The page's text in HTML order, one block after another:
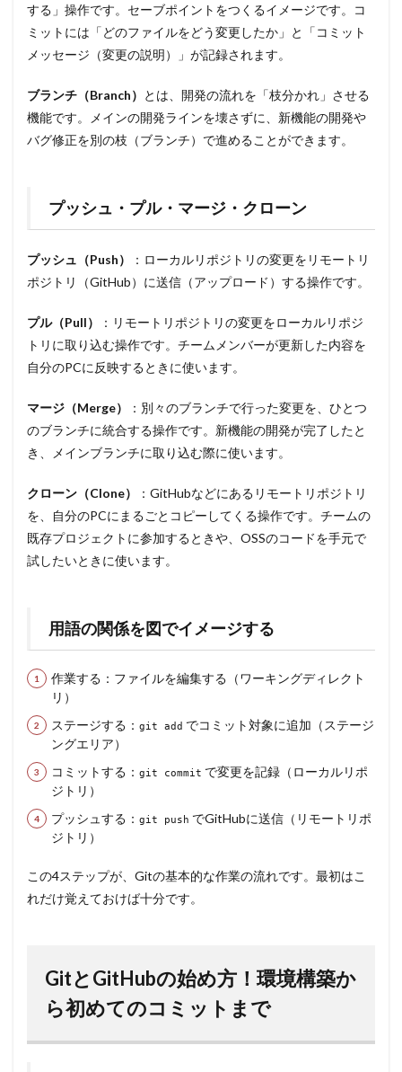
する」操作です。セーブポイントをつくるイメージです。コ
ミットには「どのファイルをどう変更したか」と「コミット
メッセージ（変更の説明）」が記録されます。
ブランチ（Branch） とは、開発の流れを「枝分かれ」させる
機能です。メインの開発ラインを壊さずに、新機能の開発や
バグ修正を別の枝（ブランチ）で進めることができます。
プッシュ・プル・マージ・クローン
プッシュ（Push）
：ローカルリポジトリの変更をリモートリ
ポジトリ（GitHub）に送信（アップロード）する操作です。
プル（Pull）
：リモートリポジトリの変更をローカルリポジ
トリに取り込む操作です。チームメンバーが更新した内容を
自分のPCに反映するときに使います。
マージ（Merge）
：別々のブランチで行った変更を、ひとつ
のブランチに統合する操作です。新機能の開発が完了したと
き、メインブランチに取り込む際に使います。
クローン（Clone）
：GitHubなどにあるリモートリポジトリ
を、自分のPCにまるごとコピーしてくる操作です。チームの
既存プロジェクトに参加するときや、OSSのコードを手元で
試したいときに使います。
用語の関係を図でイメージする
作業する：ファイルを編集する（ワーキングディレクト
リ）
ステージする： git add でコミット対象に追加（ステージ
ングエリア）
コミットする： git commit で変更を記録（ローカルリポ
ジトリ）
プッシュする： git push でGitHubに送信（リモートリポ
ジトリ）
この4ステップが、Gitの基本的な作業の流れです。最初はこ
れだけ覚えておけば十分です。
GitとGitHubの始め方！環境構築か
ら初めてのコミットまで